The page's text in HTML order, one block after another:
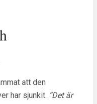
att den
har sjunkit. “Det är